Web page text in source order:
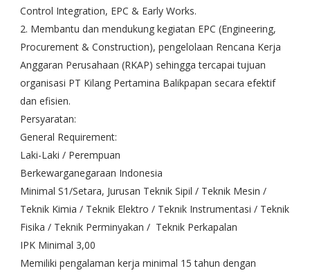
Control Integration, EPC & Early Works.
2. Membantu dan mendukung kegiatan EPC (Engineering,
Procurement & Construction), pengelolaan Rencana Kerja
Anggaran Perusahaan (RKAP) sehingga tercapai tujuan
organisasi PT Kilang Pertamina Balikpapan secara efektif
dan efisien.
Persyaratan:
General Requirement:
Laki-Laki / Perempuan
Berkewarganegaraan Indonesia
Minimal S1/Setara, Jurusan Teknik Sipil / Teknik Mesin /
Teknik Kimia / Teknik Elektro / Teknik Instrumentasi / Teknik
Fisika / Teknik Perminyakan / Teknik Perkapalan
IPK Minimal 3,00
Memiliki pengalaman kerja minimal 15 tahun dengan